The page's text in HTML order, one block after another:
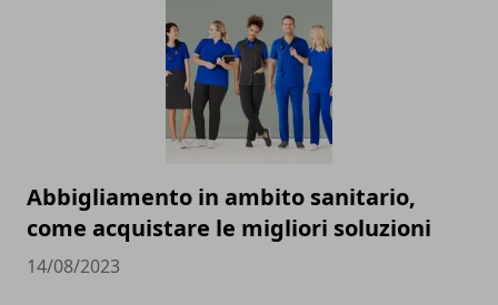
Abbigliamento in ambito sanitario,
come acquistare le migliori soluzioni
14/08/2023